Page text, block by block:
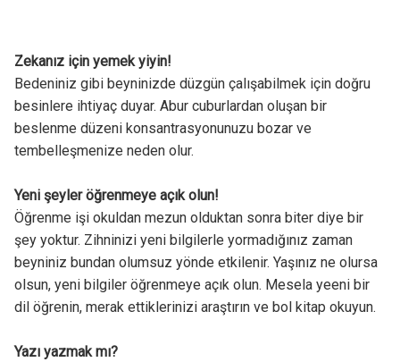
Zekanız için yemek yiyin!
Bedeniniz gibi beyninizde düzgün çalışabilmek için doğru
besinlere ihtiyaç duyar. Abur cuburlardan oluşan bir
beslenme düzeni konsantrasyonunuzu bozar ve
tembelleşmenize neden olur.
Yeni şeyler öğrenmeye açık olun!
Öğrenme işi okuldan mezun olduktan sonra biter diye bir
şey yoktur. Zihninizi yeni bilgilerle yormadığınız zaman
beyniniz bundan olumsuz yönde etkilenir. Yaşınız ne olursa
olsun, yeni bilgiler öğrenmeye açık olun. Mesela yeeni bir
dil öğrenin, merak ettiklerinizi araştırın ve bol kitap okuyun.
Yazı yazmak mı?